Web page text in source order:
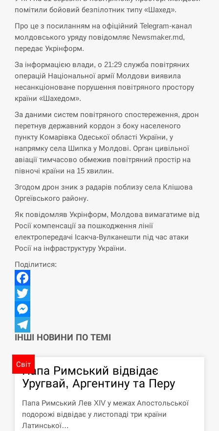
кризу –…
СЕРПЕНЬ
15:00
зустрічей з Європою щодо війни…
СЕРПЕНЬ
Экс-послу в США Стефанишиной
вручили новое подозрение и избирают
меру…
СЕРПЕНЬ
14:40
У Росії розгортається ракетний підрозділ
КНДР – Reuters
СЕРПЕНЬ
14:23
Поставки ракет для ПВО сократились
втрое, хотя у партнеров они…
СЕРПЕНЬ
14:10
СЕРПЕНЬ
рост” атак дронов Украины
СЕРПЕНЬ
13:40
Біля українського літака в аеропорту
Лейпцига виявили дрон, ймовірно, з…
помітили бойовий безпілотник типу «Шахед».
Про це з посиланням на офіційний Telegram-канал
молдовського уряду повідомляє Newsmaker.md,
передає Укрінформ.
За інформацією влади, о 21:29 служба повітряних
операцій Національної армії Молдови виявила
несанкціоноване порушення повітряного простору
країни «Шахедом».
За даними систем повітряного спостереження, дрон
перетнув державний кордон з боку населеного
пункту Комарівка Одеської області України, у
напрямку села Шипка у Молдові. Орган цивільної
авіації тимчасово обмежив повітряний простір на
півночі країни на 15 хвилин.
Згодом дрон зник з радарів поблизу села Клішова
Оргеївського району.
Як повідомляв Укрінформ, Молдова вимагатиме від
Росії компенсації за пошкодження лінії
електропередачі Ісакча-Вулканешти під час атаки
Росії на інфраструктуру України.
Поділитися:
Facebook
Twitter
Messenger
Telegram
ІНШІ НОВИНИ ПО ТЕМІ
Світ
Папа Римський відвідає
Уругвай, Аргентину та Перу
Папа Римський Лев XIV у межах Апостольської
подорожі відвідає у листопаді три країни
Латинської…